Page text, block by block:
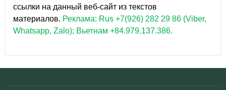
ссылки на данный веб-сайт из текстов
материалов. Реклама: Rus +7(926) 282 29 86 (Viber,
Whatsapp, Zalo); Вьетнам +84.979.137.386.